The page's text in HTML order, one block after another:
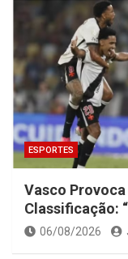
ESPORTES
Vasco
Classificação:
06/08/2026